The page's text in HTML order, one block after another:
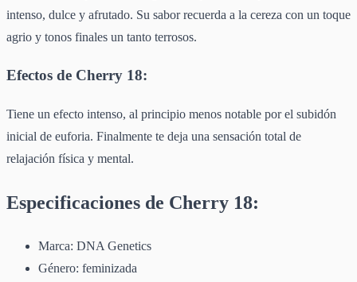
intenso, dulce y afrutado. Su sabor recuerda a la cereza con un toque
agrio y tonos finales un tanto terrosos.
Efectos de Cherry 18:
Tiene un efecto intenso, al principio menos notable por el subidón
inicial de euforia. Finalmente te deja una sensación total de
relajación física y mental.
Especificaciones de Cherry 18:
Marca: DNA Genetics
Género: feminizada